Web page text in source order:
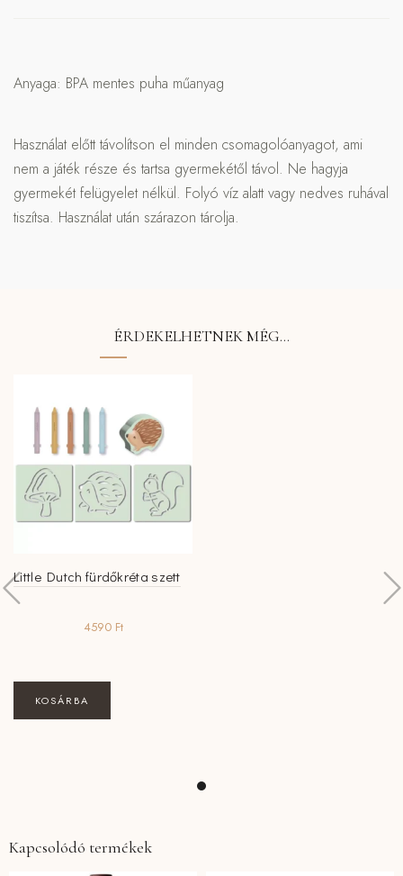
Anyaga: BPA mentes puha műanyag
Használat előtt távolítson el minden csomagolóanyagot, ami
nem a játék része és tartsa gyermekétől távol. Ne hagyja
gyermekét felügyelet nélkül. Folyó víz alatt vagy nedves ruhával
tiszítsa. Használat után szárazon tárolja.
ÉRDEKELHETNEK MÉG…
Little Dutch fürdőkréta szett
4590 Ft
KOSÁRBA
Kapcsolódó termékek